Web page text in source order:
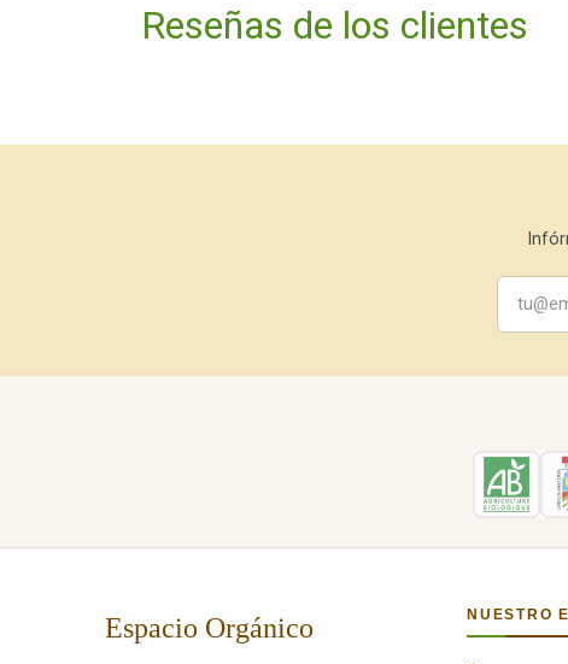
Reseñas de los clientes
Espacio Orgánico NUESTRO